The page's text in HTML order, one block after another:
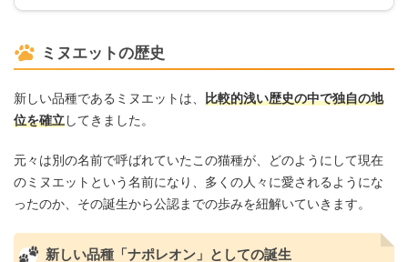
ミヌエットの歴史
新しい品種であるミヌエットは、 比較的浅い歴史の中で独自の地
位を確立してきました。
元々は別の名前で呼ばれていたこの猫種が、どのようにして現在
のミヌエットという名前になり、多くの人々に愛されるようにな
ったのか、その誕生から公認までの歩みを紐解いていきます。
新しい品種「ナポレオン」としての誕生